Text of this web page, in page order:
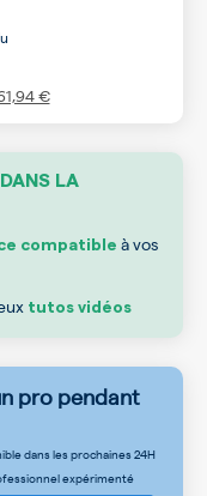
€
LA
compatible à vos
tutos vidéos
pro pendant
dans les prochaines 24H
expérimenté